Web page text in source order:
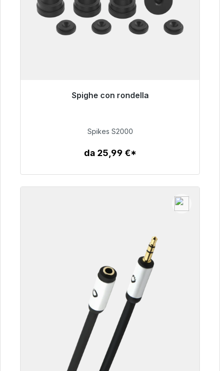
Spighe con rondella
Pronto per la spedizione immediata, tempo di
51,49 €
Spikes S2000
da 25,99 €*